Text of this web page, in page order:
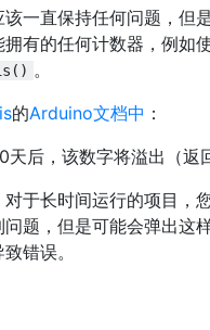
该一直保持任何问题，但
拥有的任何计数器，例如
。
的Arduino文档中 ：
天后，该数字将溢出（返
对于长时间运行的项目，
问题，但是可能会弹出这
错误。